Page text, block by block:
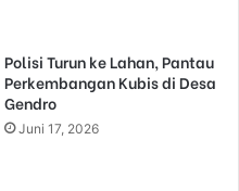
Polisi Turun ke Lahan, Pantau
Perkembangan Kubis di Desa
Gendro
Juni 17, 2026